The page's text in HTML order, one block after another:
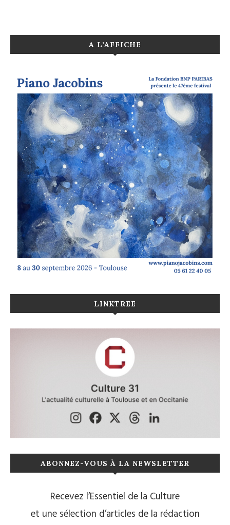
A L’AFFICHE
LINKTREE
ABONNEZ-VOUS À LA NEWSLETTER
Recevez l’Essentiel de la Culture
et une sélection d’articles de la rédaction